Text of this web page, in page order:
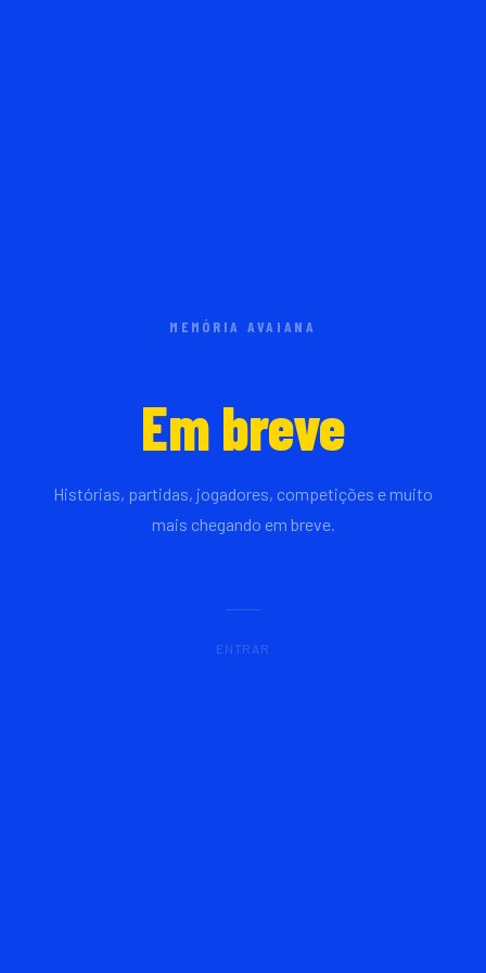
MEMÓRIA AVAIANA
Em breve
Histórias, partidas, jogadores, competições e muito
mais chegando em breve.
ENTRAR